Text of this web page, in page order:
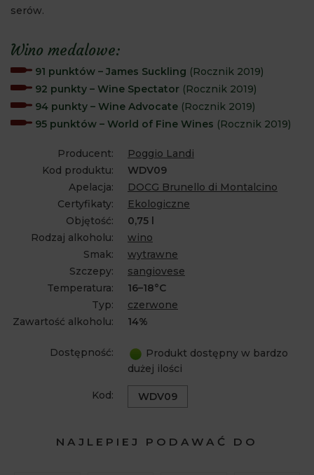
serów.
Wino medalowe:
91 punktów – James Suckling (Rocznik 2019)
92 punkty – Wine Spectator (Rocznik 2019)
94 punkty – Wine Advocate (Rocznik 2019)
95 punktów – World of Fine Wines (Rocznik 2019)
Producent:
Poggio Landi
Kod produktu:
WDV09
Apelacja:
DOCG Brunello di Montalcino
Certyfikaty:
Ekologiczne
Objętość:
0,75 l
Rodzaj alkoholu:
wino
Smak:
wytrawne
Szczepy:
sangiovese
Temperatura:
16–18°C
Typ:
czerwone
Zawartość alkoholu:
14%
Dostępność:
Produkt dostępny w bardzo
dużej ilości
Kod: WDV09
NAJLEPIEJ PODAWAĆ DO